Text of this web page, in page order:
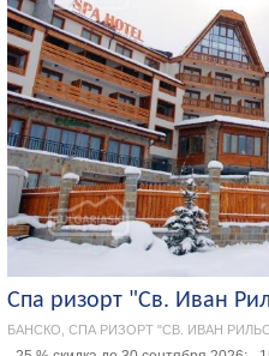
Спа ризорт "Св. Иван
БАНСКО, СПА РИЗОРТ "СВ. ИВАН